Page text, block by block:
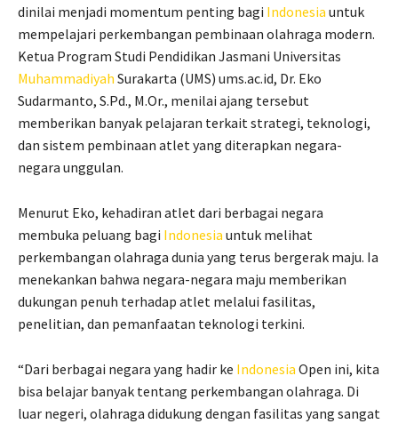
dinilai menjadi momentum penting bagi Indonesia untuk
mempelajari perkembangan pembinaan olahraga modern.
Ketua Program Studi Pendidikan Jasmani Universitas
Muhammadiyah Surakarta (UMS) ums.ac.id, Dr. Eko
Sudarmanto, S.Pd., M.Or., menilai ajang tersebut
memberikan banyak pelajaran terkait strategi, teknologi,
dan sistem pembinaan atlet yang diterapkan negara-
negara unggulan.
Menurut Eko, kehadiran atlet dari berbagai negara
membuka peluang bagi Indonesia untuk melihat
perkembangan olahraga dunia yang terus bergerak maju. Ia
menekankan bahwa negara-negara maju memberikan
dukungan penuh terhadap atlet melalui fasilitas,
penelitian, dan pemanfaatan teknologi terkini.
“Dari berbagai negara yang hadir ke Indonesia Open ini, kita
bisa belajar banyak tentang perkembangan olahraga. Di
luar negeri, olahraga didukung dengan fasilitas yang sangat